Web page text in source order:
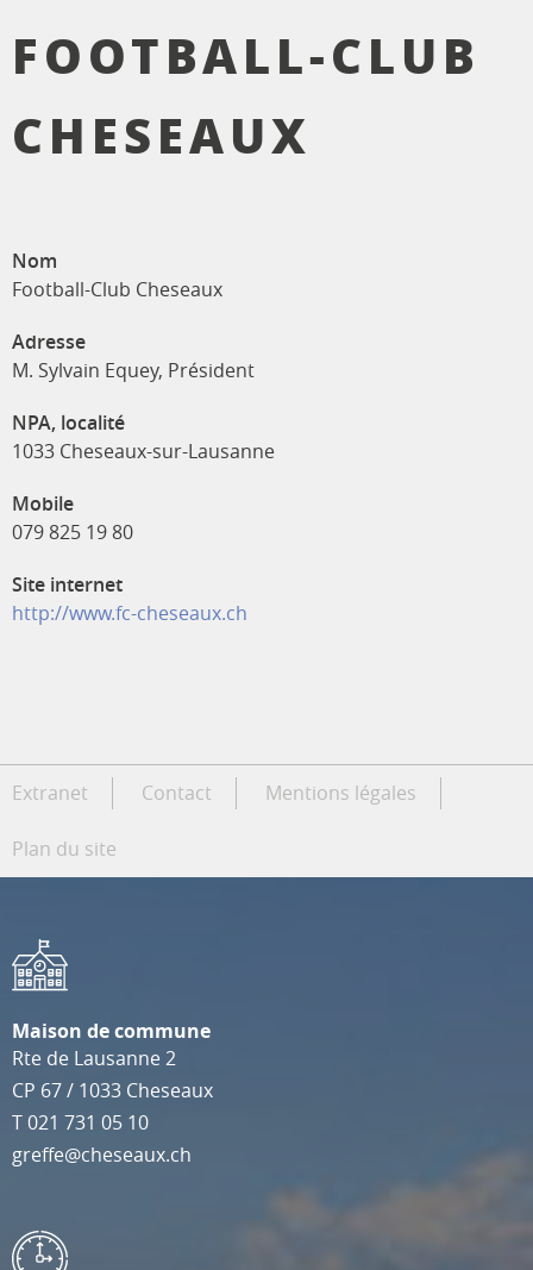
FOOTBALL-CLUB
CHESEAUX
Nom
Football-Club Cheseaux
Adresse
M. Sylvain Equey, Président
NPA, localité
1033 Cheseaux-sur-Lausanne
Mobile
079 825 19 80
Site internet
http://www.fc-cheseaux.ch
Extranet Contact Mentions légales
Plan du site
Maison de commune
Rte de Lausanne 2
CP 67/ 1033 Cheseaux
T021 731 05 10
greffe@cheseaux.ch